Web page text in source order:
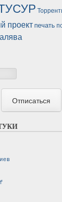
проект печать